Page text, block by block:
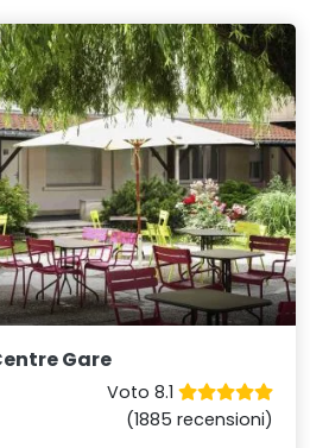
Gare
Voto 8.1
(1885 recensioni)